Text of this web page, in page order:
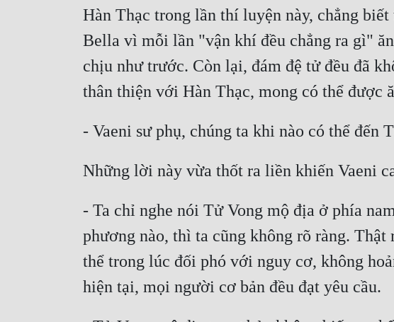
Hàn Thạc trong lần thí luyện này, chẳng
Bella vì mỗi lần "vận khí đều chẳng ra gì"
chịu như trước. Còn lại, đám đệ tử đều đã
thân thiện với Hàn Thạc, mong có thể được
- Vaeni sư phụ, chúng ta khi nào có thể
Những lời này vừa thốt ra liền khiến Vaeni
- Ta chỉ nghe nói Tử Vong mộ địa ở phía
phương nào, thì ta cũng không rõ ràng.
thể trong lúc đối phó với nguy cơ, không
hiện tại, mọi người cơ bản đều đạt yêu cầu.